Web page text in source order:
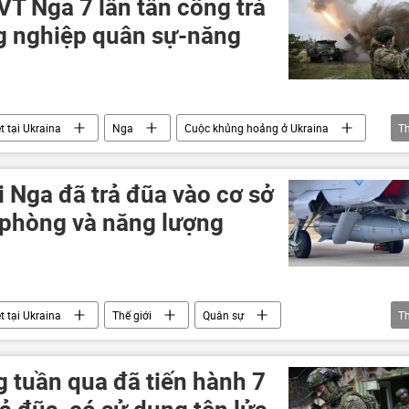
Nga 7 lần tấn công trả
nghiệp quân sự-năng
tại Ukraina Nga
Cuộc khủng hoảng ở Ukraina
sự DNR
Zaporozhye
Nga đã trả đũa vào cơ sở
và năng lượng
tại Ukraina Thế giới
Quân sự
Bộ Quốc phòng Nga
Cuộc khủng hoảng ở Ukraina
tuần qua đã tiến hành 7